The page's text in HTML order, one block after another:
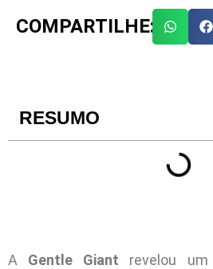
COMPARTILHE:
RESUMO
A Gentle Giant revelou